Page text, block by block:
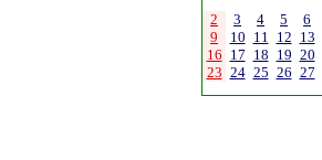
2 3 4 5
6
9
10 11 12 13
16 17 18 19 20
23 24 25 26 27